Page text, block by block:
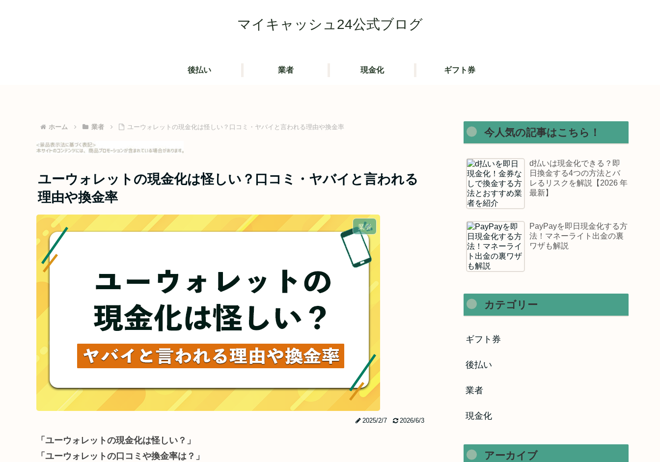
マイキャッシュ24公式ブログ
後払い 業者 現金化 ギフト券
ホーム 業者 ユーウォレットの現金化は怪しい？口コミ・ヤバイと言われる理由や換金率
ユーウォレットの現金化は怪しい？口コミ・ヤバイと言われる
理由や換金率
業者
2025/2/7 2026/6/3
「ユーウォレットの現金化は怪しい？」
「ユーウォレットの口コミや換金率は？」
今人気の記事はこちら！
d払いは現金化できる？即
日換金する4つの方法とバ
レるリスクを解説【2026 年
最新】
PayPayを即日現金化する方
法！マネーライト出金の裏
ワザも解説
カテゴリー
ギフト券
後払い
業者
現金化
アーカイブ